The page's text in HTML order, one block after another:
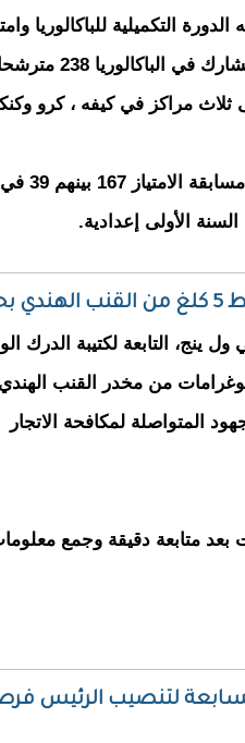
التكميلية للباكالوريا
دخول مدارس الامتياز؛ حيث يشارك
بينما يبلغ عدد
الأولى إعدادية.
ينج، التابعة لكتيبة الدرك
من مخدر القنب
المتواصلة لمكافحة الاتجار
بعد متابعة دقيقة وجمع
لتنصيب الرئيس